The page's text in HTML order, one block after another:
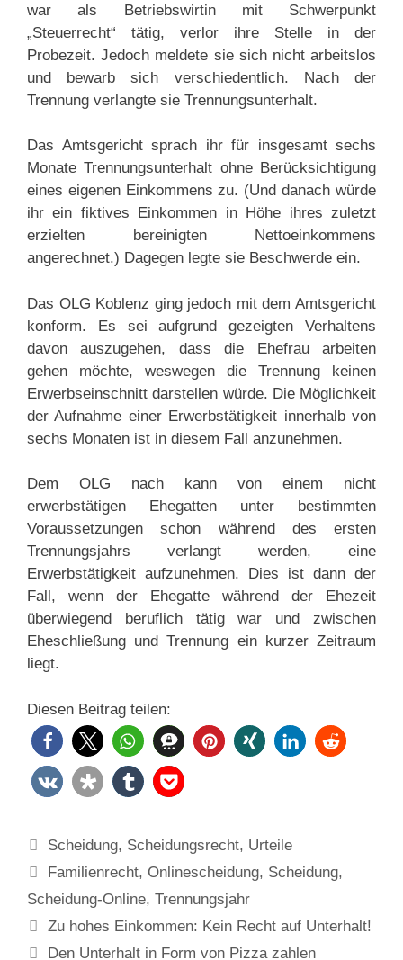
war als Betriebswirtin mit Schwerpunkt
„Steuerrecht“ tätig, verlor ihre Stelle in der
Probezeit. Jedoch meldete sie sich nicht arbeitslos
und bewarb sich verschiedentlich. Nach der
Trennung verlangte sie Trennungsunterhalt.
Das Amtsgericht sprach ihr für insgesamt sechs
Monate Trennungsunterhalt ohne Berücksichtigung
eines eigenen Einkommens zu. (Und danach würde
ihr ein fiktives Einkommen in Höhe ihres zuletzt
erzielten bereinigten Nettoeinkommens
angerechnet.) Dagegen legte sie Beschwerde ein.
Das OLG Koblenz ging jedoch mit dem Amtsgericht
konform. Es sei aufgrund gezeigten Verhaltens
davon auszugehen, dass die Ehefrau arbeiten
gehen möchte, weswegen die Trennung keinen
Erwerbseinschnitt darstellen würde. Die Möglichkeit
der Aufnahme einer Erwerbstätigkeit innerhalb von
sechs Monaten ist in diesem Fall anzunehmen.
Dem OLG nach kann von einem nicht
erwerbstätigen Ehegatten unter bestimmten
Voraussetzungen schon während des ersten
Trennungsjahrs verlangt werden, eine
Erwerbstätigkeit aufzunehmen. Dies ist dann der
Fall, wenn der Ehegatte während der Ehezeit
überwiegend beruflich tätig war und zwischen
Eheschließung und Trennung ein kurzer Zeitraum
liegt.
Diesen Beitrag teilen:
Kategorien
Scheidung, Scheidungsrecht, Urteile
Schlagwörter
Familienrecht,Onlinescheidung, Scheidung,
Scheidung-Online, Trennungsjahr
Zu hohes Einkommen: Kein Recht auf Unterhalt!
Den Unterhalt in Form von Pizza zahlen